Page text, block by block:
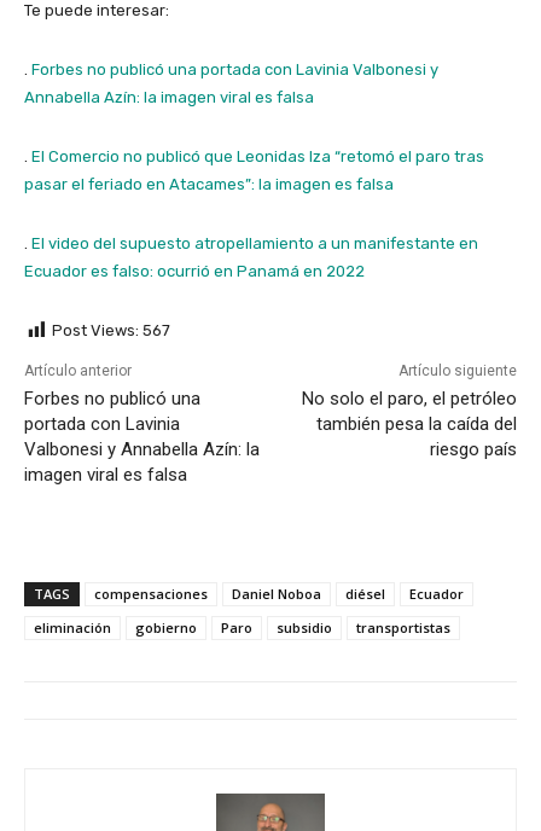
Te puede interesar:
. Forbes no publicó una portada con Lavinia Valbonesi y
Annabella Azín: la imagen viral es falsa
. El Comercio no publicó que Leonidas Iza “retomó el paro tras
pasar el feriado en Atacames”: la imagen es falsa
. El video del supuesto atropellamiento a un manifestante en
Ecuador es falso: ocurrió en Panamá en 2022
Post Views: 567
Artículo anterior
Forbes no publicó una
portada con Lavinia
Valbonesi y Annabella Azín: la
imagen viral es falsa
Artículo siguiente
No solo el paro, el petróleo
también pesa la caída del
riesgo país
TAGS compensaciones Daniel Noboa diésel
Ecuador
eliminación
gobierno Paro subsidio transportistas